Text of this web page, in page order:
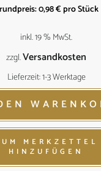
0,98€proStück
inkl. 19 % MwSt.
zzgl.Versandkosten
Lieferzeit: 1-3 Werktage
MERKZETTEL
HINZUFÜGEN